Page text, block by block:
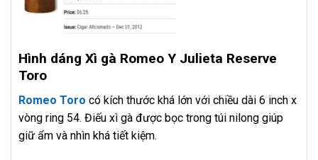
Hình dáng Xì gà Romeo Y Julieta Reserve
Toro
Romeo Toro có kích thước khá lớn với chiều dài 6 inch x
vòng ring 54. Điếu xì gà được bọc trong túi nilong giúp
giữ ẩm và nhìn khá tiết kiệm.